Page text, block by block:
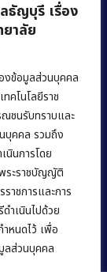
ธัญบุรี เรื่อง
าลัย
งข้อมูลส่วนบุคคล
คโนโลยีราช
ชนรับทราบและ
บุคคล รวมถึง
นินการโดย
ระราชบัญญัติ
าชการและการ
ำเนินไปด้วย
หนดไว้ เพื่อ
ลส่วนบุคคล